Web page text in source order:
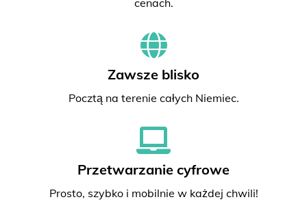
cenach.
Zawsze blisko
Pocztą na terenie całych Niemiec.
Przetwarzanie cyfrowe
Prosto, szybko i mobilnie w każdej chwili!